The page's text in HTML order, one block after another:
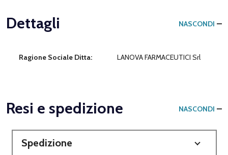
Dettagli NASCONDI
Ragione Sociale Ditta: LANOVA FARMACEUTICI Srl
Resi e spedizione NASCONDI
Spedizione